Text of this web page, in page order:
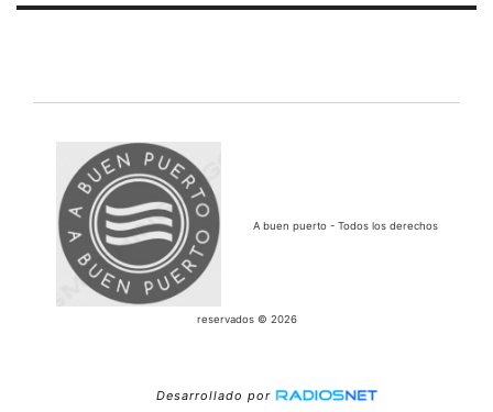
A buen puerto - Todos los derechos
reservados © 2026
Desarrollado por